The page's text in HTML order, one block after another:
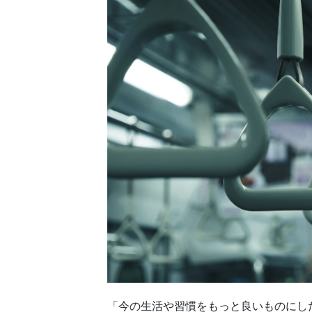
「今の生活や習慣をもっと良いものにし